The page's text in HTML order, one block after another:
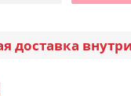
доставка